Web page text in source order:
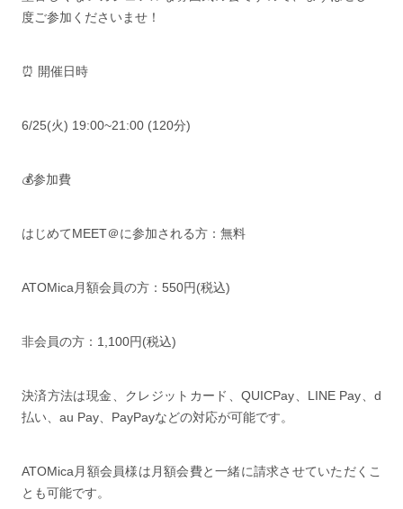
度ご参加くださいませ！
⏰ 開催日時
6/25(火) 19:00~21:00 (120分)
💰参加費
はじめてMEET＠に参加される方：無料
ATOMica月額会員の方：550円(税込)
非会員の方：1,100円(税込)
決済方法は現金、クレジットカード、QUICPay、LINE Pay、d
払い、au Pay、PayPayなどの対応が可能です。
ATOMica月額会員様は月額会費と一緒に請求させていただくこ
とも可能です。